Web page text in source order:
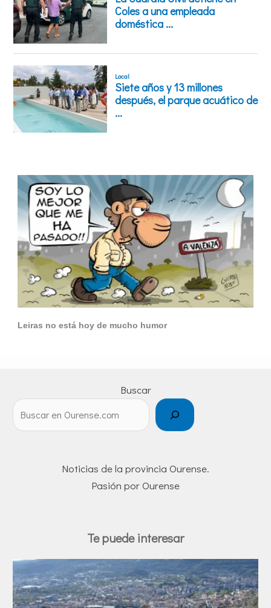
Leiras no está hoy de mucho humor
Buscar
Noticias de la provincia Ourense.
Pasión por Ourense
Te puede interesar